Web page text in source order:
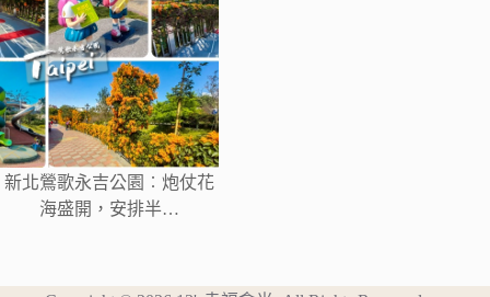
新北鶯歌永吉公園︰炮仗花
海盛開，安排半…